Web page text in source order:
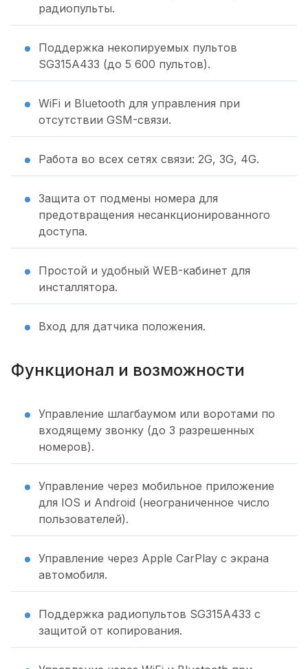
радиопульты.
Поддержка некопируемых пультов
SG315A433 (до 5 600 пультов).
WiFi и Bluetooth для управления при
отсутствии GSM-связи.
Работа во всех сетях связи: 2G, 3G, 4G.
Защита от подмены номера для
предотвращения несанкционированного
доступа.
Простой и удобный WEB-кабинет для
инсталлятора.
Вход для датчика положения.
Функционал и возможности
Управление шлагбаумом или воротами по
входящему звонку (до 3 разрешенных
номеров).
Управление через мобильное приложение
для IOS и Android (неограниченное число
пользователей).
Управление через Apple CarPlay с экрана
автомобиля.
Поддержка радиопультов SG315A433 с
защитой от копирования.